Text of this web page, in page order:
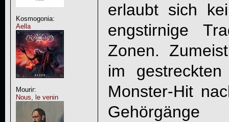
Kosmogonia:
Aella
Mourir:
Nous, le venin
erlaubt sich
engstirnige
Zonen.
im
Monster-Hit